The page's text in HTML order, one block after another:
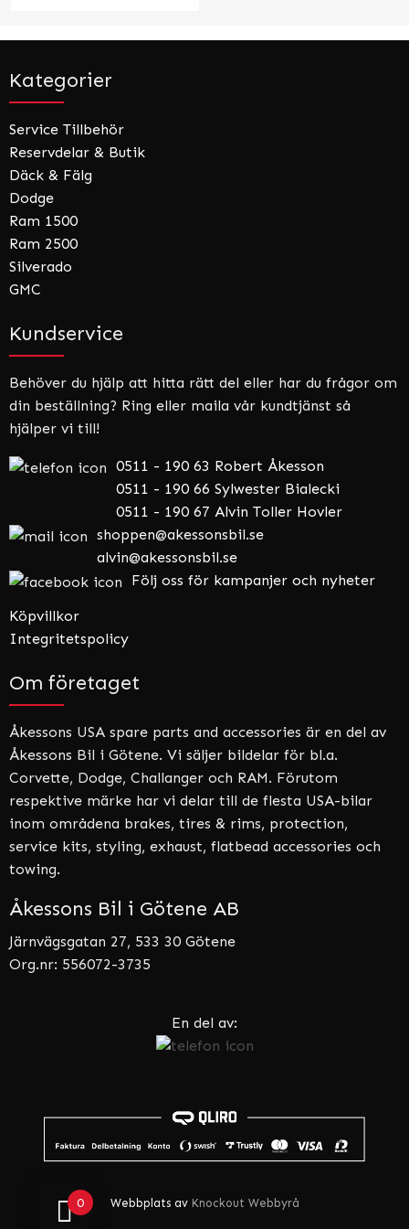
Kategorier
Service Tillbehör
Reservdelar & Butik
Däck & Fälg
Dodge
Ram 1500
Ram 2500
Silverado
GMC
Kundservice
Behöver du hjälp att hitta rätt del eller har du frågor om
din beställning? Ring eller maila vår kundtjänst så
hjälper vi till!
0511 - 190 63 Robert Åkesson
0511 - 190 66 Sylwester Bialecki
0511 - 190 67 Alvin Toller Hovler
shoppen@akessonsbil.se
alvin@akessonsbil.se
Följ oss för kampanjer och nyheter
Köpvillkor
Integritetspolicy
Om företaget
Åkessons USA spare parts and accessories är en del av
Åkessons Bil i Götene. Vi säljer bildelar för bl.a.
Corvette, Dodge, Challanger och RAM. Förutom
respektive märke har vi delar till de flesta USA-bilar
inom områdena brakes, tires & rims, protection,
service kits, styling, exhaust, flatbead accessories och
towing.
Åkessons Bil i Götene AB
Järnvägsgatan 27, 533 30 Götene
Org.nr: 556072-3735
En del av:
Webbplats av Knockout Webbyrå
0